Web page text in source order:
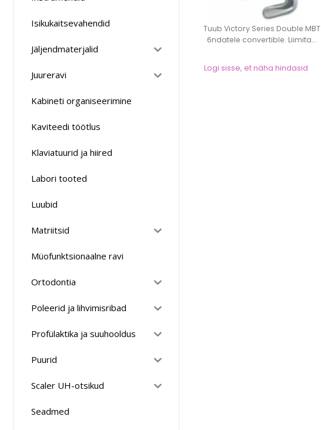
Isikukaitsevahendid
Jäljendmaterjalid
Juureravi
Kabineti organiseerimine
Kaviteedi töötlus
Klaviatuurid ja hiired
Labori tooted
Luubid
Matriitsid
Müofunktsionaalne ravi
Ortodontia
Poleerid ja lihvimisribad
Profülaktika ja suuhooldus
Puurid
Scaler UH-otsikud
Seadmed
Tuub Victory Series Double MBT
6ndatele convertible. Liimita...
Logi sisse, et näha hindasid